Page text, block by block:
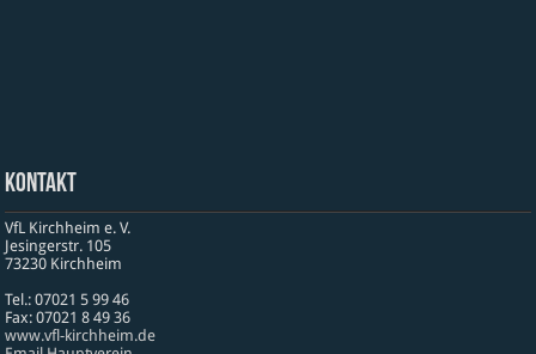
Kontakt
VfL Kirchheim e. V.
Jesinger­str. 105
73230 Kirch­heim
Tel.: 07021 5 99 46
Fax: 07021 8 49 36
www​.vfl​-kirch​heim​.de